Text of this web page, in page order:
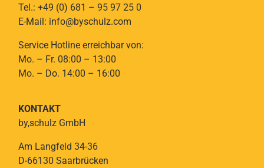
Tel.: +49 (0) 681 – 95 97 25 0
E-Mail: info@byschulz.com
Service Hotline erreichbar von:
Mo. – Fr. 08:00 – 13:00
Mo. – Do. 14:00 – 16:00
KONTAKT
by,schulz GmbH
Am Langfeld 34-36
D-66130 Saarbrücken